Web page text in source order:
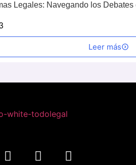
Legales: Navegando los
Leer más